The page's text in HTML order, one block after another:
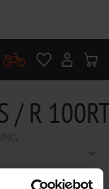
/ R